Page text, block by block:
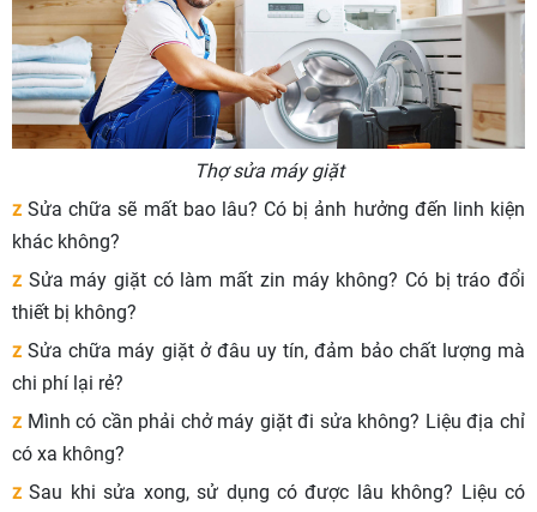
Thợ sửa máy giặt
zSửa chữa sẽ mất bao lâu? Có bị ảnh hưởng đến linh kiện
khác không?
z Sửa máy giặt có làm mất zin máy không? Có bị tráo đổi
thiết bị không?
zSửa chữa máy giặt ở đâu uy tín, đảm bảo chất lượng mà
chi phí lại rẻ?
z Mình có cần phải chở máy giặt đi sửa không? Liệu địa chỉ
có xa không?
zSau khi sửa xong, sử dụng có được lâu không? Liệu có